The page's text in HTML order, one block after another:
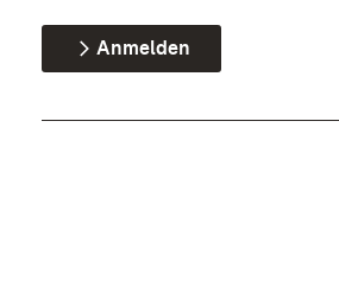
Anmelden